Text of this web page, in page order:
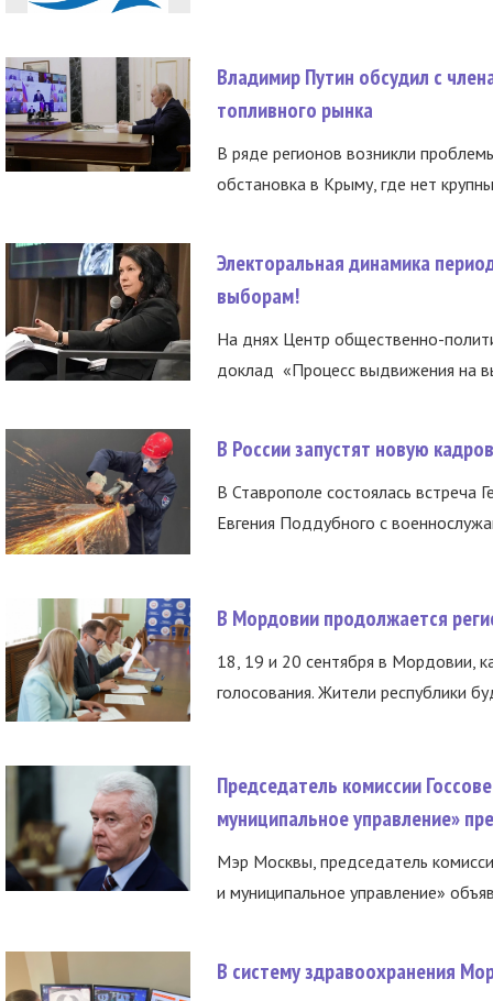
Владимир Путин обсудил с
топливного рынка
В ряде регионов возникли
обстановка в Крыму, где нет
Электоральная динамика
выборам!
На днях Центр общественно-
доклад «Процесс выдвижения на
В России запустят новую
В Ставрополе состоялась встреча
Евгения Поддубного с
В Мордовии продолжается
18, 19 и 20 сентября в Мордовии,
голосования. Жители республики
Председатель комиссии
муниципальное управление»
Мэр Москвы, председатель
и муниципальное управление»
В систему здравоохранения